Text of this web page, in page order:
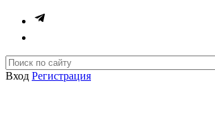
Вход Регистрация